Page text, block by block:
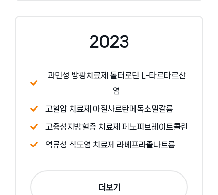
2023
과민성 방광치료제 톨터로딘 L-타르타르산
염
고혈압 치료제 아질사르탄메독소밀칼륨
고중성지방혈증 치료제 페노피브레이트콜린
역류성 식도염 치료제 라베프라졸나트륨
더보기